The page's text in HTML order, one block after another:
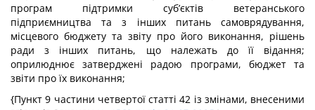
програм підтримки суб’єктів ветеранського
підприємництва та з інших питань самоврядування,
місцевого бюджету та звіту про його виконання, рішень
ради з інших питань, що належать до її відання;
оприлюднює затверджені радою програми, бюджет та
звіти про їх виконання;
{Пункт 9 частини четвертої статті 42 із змінами, внесеними